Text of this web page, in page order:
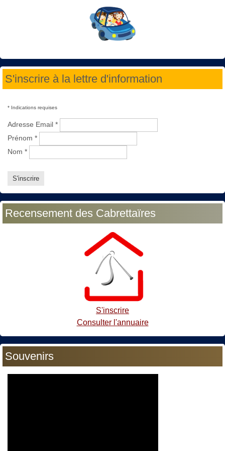
S'inscrire à la lettre d'information
* Indications requises
Adresse Email *
Prénom *
Nom *
Recensement des Cabrettaïres
S'inscrire
Consulter l'annuaire
Souvenirs